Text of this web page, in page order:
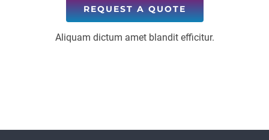
REQUEST A QUOTE
Aliquam dictum amet blandit efficitur.